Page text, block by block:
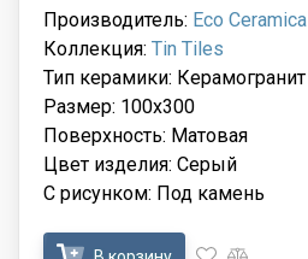
Производитель: Eco Ceramica
Коллекция: Tin Tiles
Тип керамики: Керамогранит
Размер: 100x300
Поверхность: Матовая
Цвет изделия: Серый
С рисунком: Под камень